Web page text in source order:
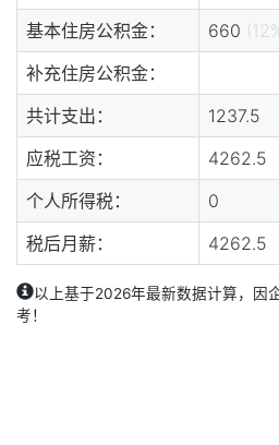
基本住房公积金：
660
补充住房公积金：
共计支出：
1237.5
应税工资：
4262.5
个人所得税：
0
税后月薪：
4262.5
以上基于2026年最新数据计算，因
考！